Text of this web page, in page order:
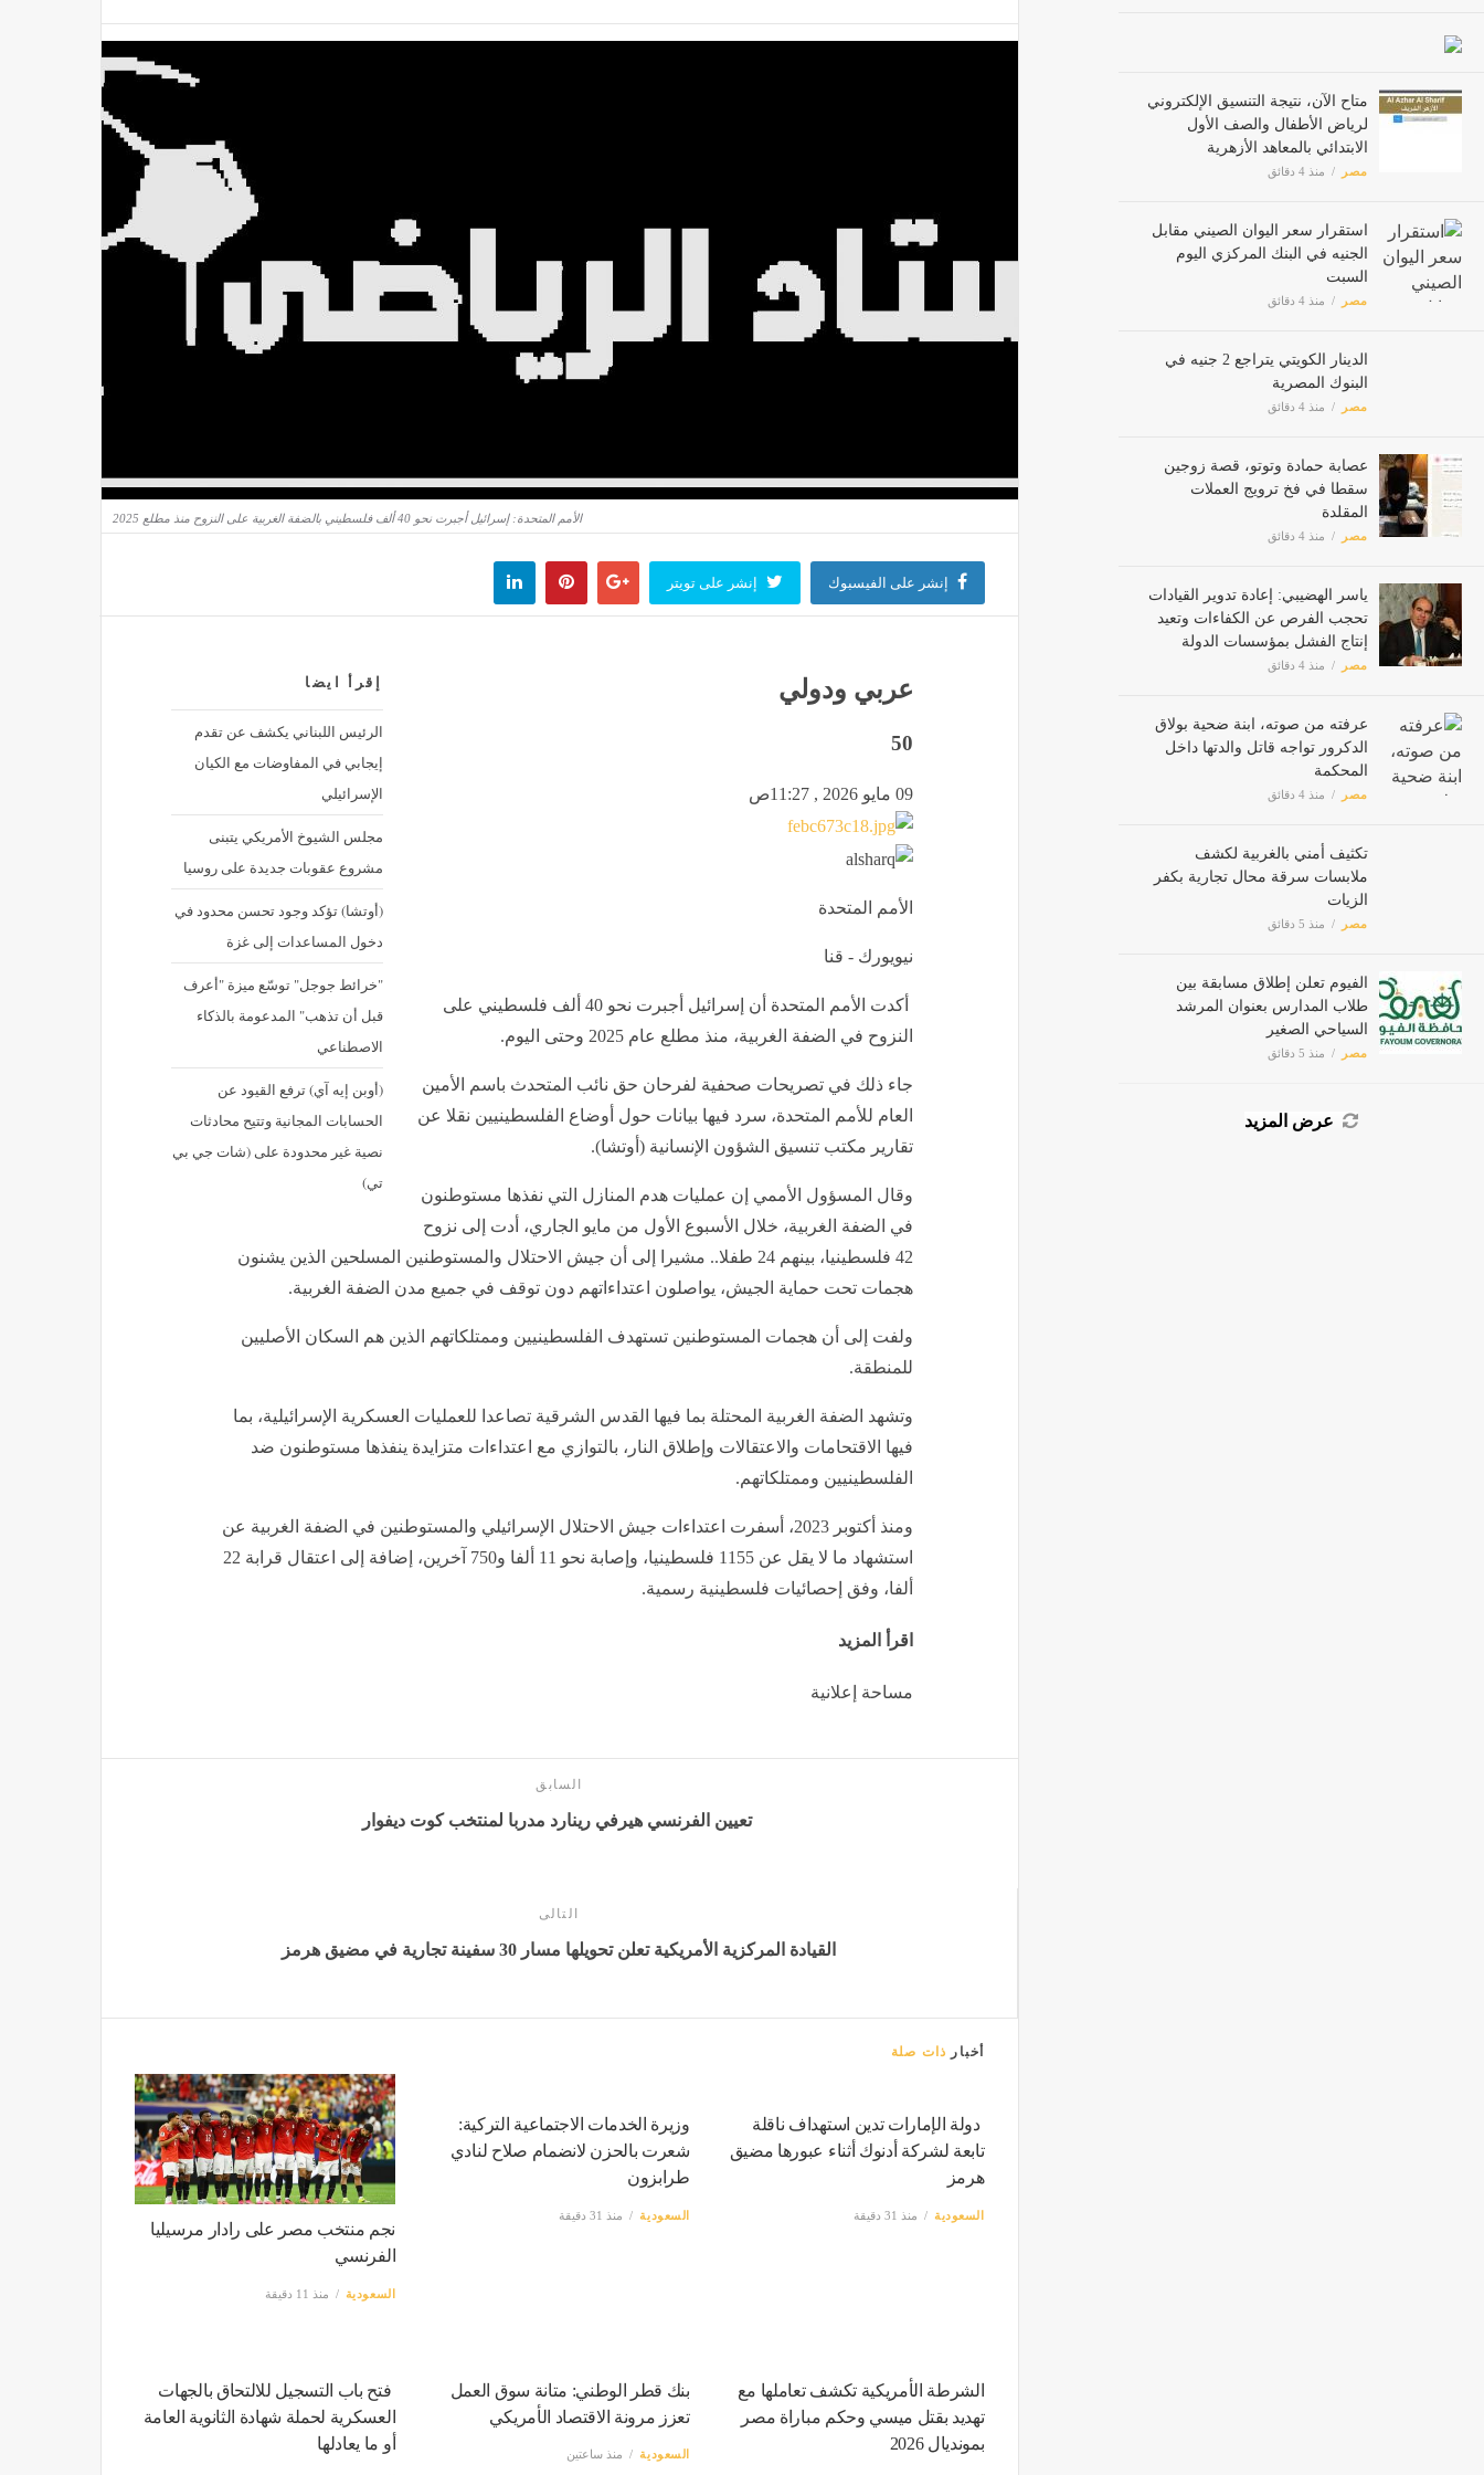
متاح الآن، نتيجة التنسيق الإلكتروني
لرياض الأطفال والصف الأول
الابتدائي بالمعاهد الأزهرية
مصر منذ 4 دقائق
الجنيه في البنك المركزي اليوم
السبت
مصر
البنوك المصرية
مصر
سقطا في فخ ترويج العملات
المقلدة
تحجب الفرص عن الكفاءات وتعيد
إنتاج الفشل بمؤسسات الدولة
مصر
الدكرور تواجه قاتل والدتها داخل
المحكمة
تكثيف أمني بالغربية لكشف
ملابسات سرقة محال تجارية بكفر
الزيات
مصر
طلاب المدارس بعنوان المرشد
السياحي الصغير
مصر منذ 5 دقائق
عرض المزيد
المملكة تدين استهداف ناقلة إماراتية في مضيق هرمز وتحذر من تهديد أمن الملاحة والطاقة
استهداف ناقلة نفط إماراتية بصاروخ في مضيق هرمز.. والإمارات تدين الهجوم بشدة
القوات المسلحة اليمنية تعلن تنفيذ عملية عسكرية ضد مواقع وقدرات الحوثيين على عدة محاور
الأمم المتحدة: إسرائيل أجبرت نحو 40 ألف فلسطيني بالضفة الغربية على النزوح منذ مطلع 2025
إنشر على الفيسبوك إنشر على تويتر
إقرأ ايضا
الرئيس اللبناني يكشف عن تقدم
إيجابي في المفاوضات مع الكيان
الإسرائيلي
مجلس الشيوخ الأمريكي يتبنى
مشروع عقوبات جديدة على روسيا
(أوتشا) تؤكد وجود تحسن محدود في
دخول المساعدات إلى غزة
"خرائط جوجل" توسّع ميزة "أعرف
قبل أن تذهب" المدعومة بالذكاء
الاصطناعي
(أوبن إيه آي) ترفع القيود عن
الحسابات المجانية وتتيح محادثات
نصية غير محدودة على (شات جي بي
تي)
عربي ودولي
50
09 مايو 2026 , 11:27ص
الأمم المتحدة
نيويورك - قنا
أكدت الأمم المتحدة أن إسرائيل أجبرت نحو 40 ألف فلسطيني على
النزوح في الضفة الغربية، منذ مطلع عام 2025 وحتى اليوم.
جاء ذلك في تصريحات صحفية لفرحان حق نائب المتحدث باسم الأمين
العام للأمم المتحدة، سرد فيها بيانات حول أوضاع الفلسطينيين نقلا عن
تقارير مكتب تنسيق الشؤون الإنسانية (أوتشا).
وقال المسؤول الأممي إن عمليات هدم المنازل التي نفذها مستوطنون
في الضفة الغربية، خلال الأسبوع الأول من مايو الجاري، أدت إلى نزوح
42 فلسطينيا، بينهم 24 طفلا.. مشيرا إلى أن جيش الاحتلال والمستوطنين المسلحين الذين يشنون
هجمات تحت حماية الجيش، يواصلون اعتداءاتهم دون توقف في جميع مدن الضفة الغربية.
ولفت إلى أن هجمات المستوطنين تستهدف الفلسطينيين وممتلكاتهم الذين هم السكان الأصليين
للمنطقة.
وتشهد الضفة الغربية المحتلة بما فيها القدس الشرقية تصاعدا للعمليات العسكرية الإسرائيلية، بما
فيها الاقتحامات والاعتقالات وإطلاق النار، بالتوازي مع اعتداءات متزايدة ينفذها مستوطنون ضد
الفلسطينيين وممتلكاتهم.
ومنذ أكتوبر 2023، أسفرت اعتداءات جيش الاحتلال الإسرائيلي والمستوطنين في الضفة الغربية عن
استشهاد ما لا يقل عن 1155 فلسطينيا، وإصابة نحو 11 ألفا و750 آخرين، إضافة إلى اعتقال قرابة 22
ألفا، وفق إحصائيات فلسطينية رسمية.
اقرأ المزيد
مساحة إعلانية
السابق
تعيين الفرنسي هيرفي رينارد مدربا لمنتخب كوت ديفوار
التالى
القيادة المركزية الأمريكية تعلن تحويلها مسار 30 سفينة تجارية في مضيق هرمز
أخبار ذات صلة
دولة الإمارات تدين استهداف ناقلة
تابعة لشركة أدنوك أثناء عبورها مضيق
هرمز
السعودية منذ 31 دقيقة
وزيرة الخدمات الاجتماعية التركية:
شعرت بالحزن لانضمام صلاح لنادي
طرابزون
السعودية منذ 31 دقيقة
نجم منتخب مصر على رادار مرسيليا
الفرنسي
السعودية منذ 11 دقيقة
بنك قطر الوطني: متانة سوق العمل
تعزز مرونة الاقتصاد الأمريكي
السعودية منذ ساعتين